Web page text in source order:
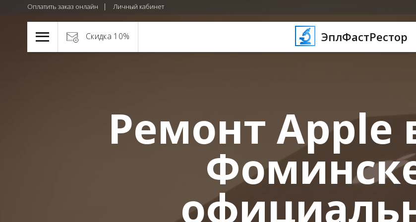
Оплатить заказ онлайн Личный кабинет
ЭплФастРестор
Скидка 10%
Ремонт Apple